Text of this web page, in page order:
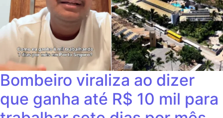
Bombeiro viraliza ao dizer
que ganha até R$ 10 mil para